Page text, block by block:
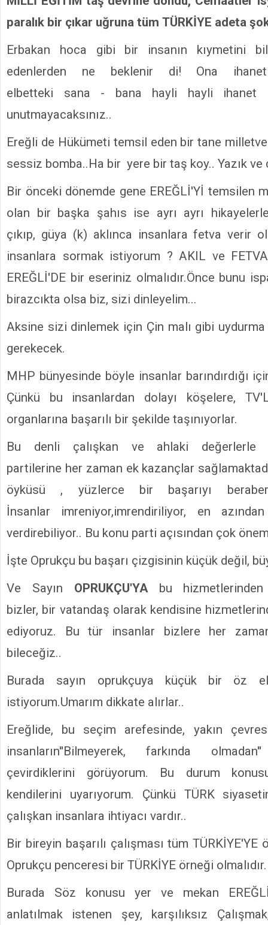
paralık bir çıkar uğruna tüm TÜRKİYE adeta
Erbakan hoca gibi bir insanın kıymetini
edenlerden ne beklenir di! Ona
elbetteki sana - bana hayli hayli ihanet
unutmayacaksınız..
Ereğli de Hükümeti temsil eden bir tane
sessiz bomba..Ha bir yere bir taş koy.. Yazık ve
Bir önceki dönemde gene EREĞLİ'Yİ temsilen
olan bir başka şahıs ise ayrı ayrı
çıkıp, güya (k) aklınca insanlara fetva verir
insanlara sormak istiyorum ? AKIL ve
EREĞLİ'DE bir eseriniz olmalıdır.Önce bunu
birazcıkta olsa biz, sizi dinleyelim...
Aksine sizi dinlemek için Çin malı gibi
gerekecek.
MHP bünyesinde böyle insanlar barındırdığı
Çünkü bu insanlardan dolayı köşelere,
organlarına başarılı bir şekilde taşınıyorlar.
Bu denli çalışkan ve ahlaki değerlerle
partilerine her zaman ek kazançlar
öyküsü , yüzlerce bir başarıyı
İnsanlar imreniyor,imrendiriliyor, en
verdirebiliyor.. Bu konu parti açısından çok
İşte Oprukçu bu başarı çizgisinin küçük değil,
Ve Sayın OPRUKÇU'YAbu hizmetlerinden
bizler, bir vatandaş olarak kendisine
ediyoruz. Bu tür insanlar bizlere her
bileceğiz..
Burada sayın oprukçuya küçük bir öz
istiyorum.Umarım dikkate alırlar..
Ereğlide, bu seçim arefesinde, yakın
insanların''Bilmeyerek, farkında
çevirdiklerini görüyorum. Bu durum
kendilerini uyarıyorum. Çünkü TÜRK
çalışkan insanlara ihtiyacı vardır..
Bir bireyin başarılı çalışması tüm
Oprukçu penceresi bir TÜRKİYE örneği olmalıdır.
Burada Söz konusu yer ve mekan
anlatılmak istenen şey, karşılıksız